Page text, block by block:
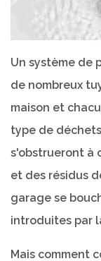
Un système de
de nombreux
maison et
type de
s'obstrueront à
et des résidus
garage se
introduites par
Mais comment